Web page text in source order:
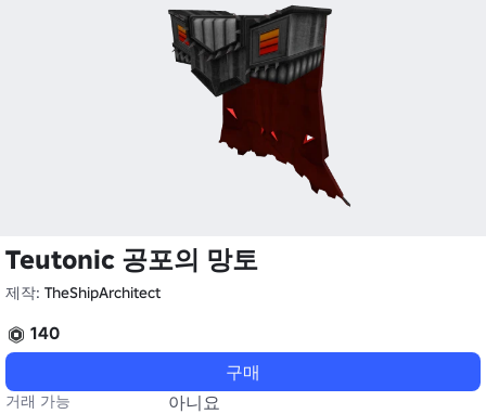
Teutonic 공포의 망토
제작: TheShipArchitect
140
구매
거래 가능
아니요